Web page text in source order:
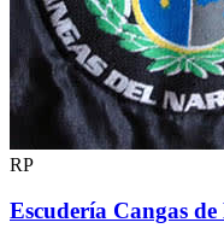
RP
Escudería Cangas